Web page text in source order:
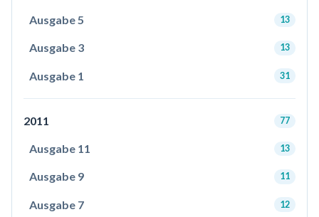
Ausgabe 5 13
Ausgabe 3 13
Ausgabe 1 31
2011 77
Ausgabe 11 13
Ausgabe 9 11
Ausgabe 7 12